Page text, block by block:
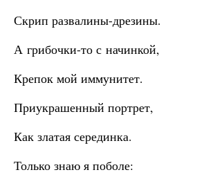
Скрип развалины-дрезины.
А грибочки-то с начинкой,
Крепок мой иммунитет.
Приукрашенный портрет,
Как златая серединка.
Только знаю я поболе: